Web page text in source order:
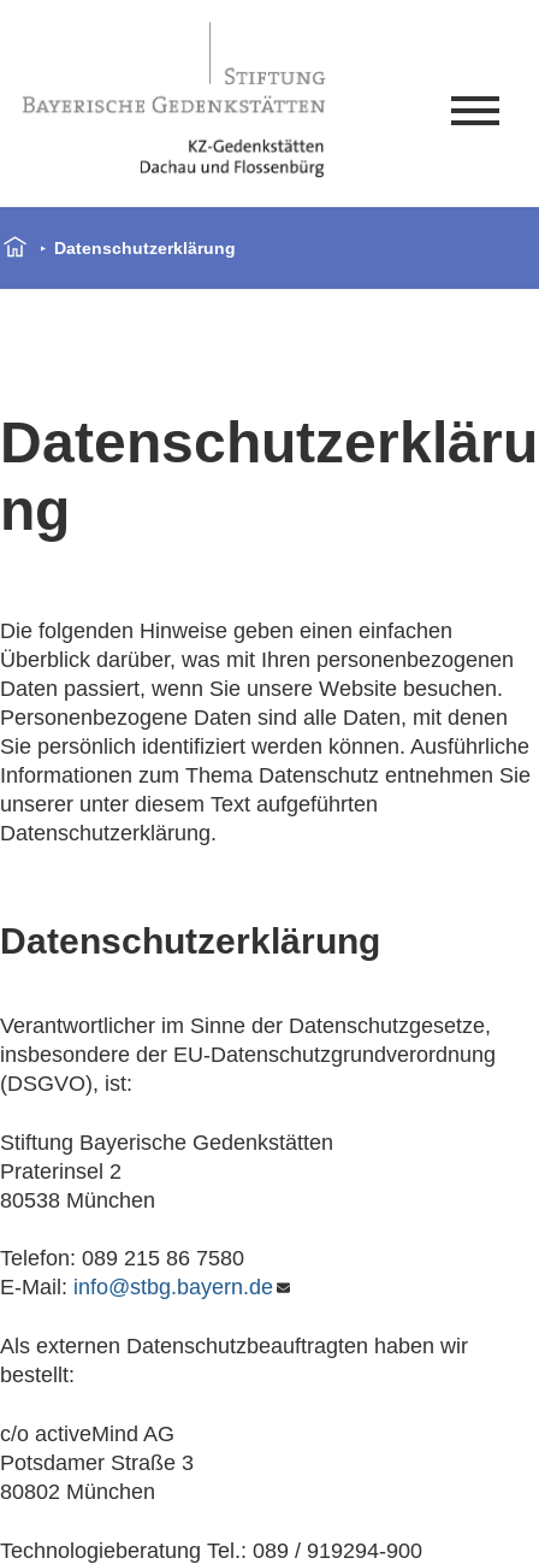
Datenschutzerklärung
Datenschutzerkläru
ng
Die folgenden Hinweise geben einen einfachen
Überblick darüber, was mit Ihren personenbezogenen
Daten passiert, wenn Sie unsere Website besuchen.
Personenbezogene Daten sind alle Daten, mit denen
Sie persönlich identifiziert werden können. Ausführliche
Informationen zum Thema Datenschutz entnehmen Sie
unserer unter diesem Text aufgeführten
Datenschutzerklärung.
Datenschutzerklärung
Verantwortlicher im Sinne der Datenschutzgesetze,
insbesondere der EU-Datenschutzgrundverordnung
(DSGVO), ist:
Stiftung Bayerische Gedenkstätten
Praterinsel 2
80538 München
Telefon: 089 215 86 7580
E-Mail: info@stbg.bayern.de
Als externen Datenschutzbeauftragten haben wir
bestellt:
c/o activeMind AG
Potsdamer Straße 3
80802 München
Technologieberatung Tel.: 089 / 919294-900